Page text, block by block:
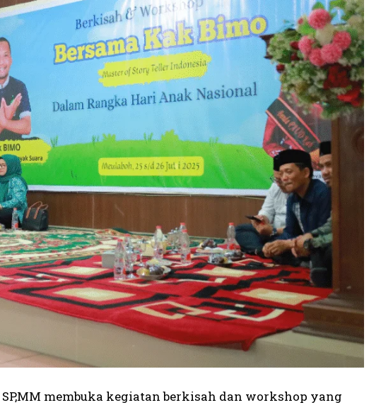
membuka kegiatan berkisah dan workshop yang